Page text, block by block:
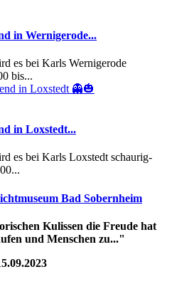
in Wernigerode...
es bei Karls Wernigerode
bis...
in Loxstedt...
es bei Karls Loxstedt schaurig-
Bad Sobernheim
Kulissen die Freude hat
und Menschen zu..."